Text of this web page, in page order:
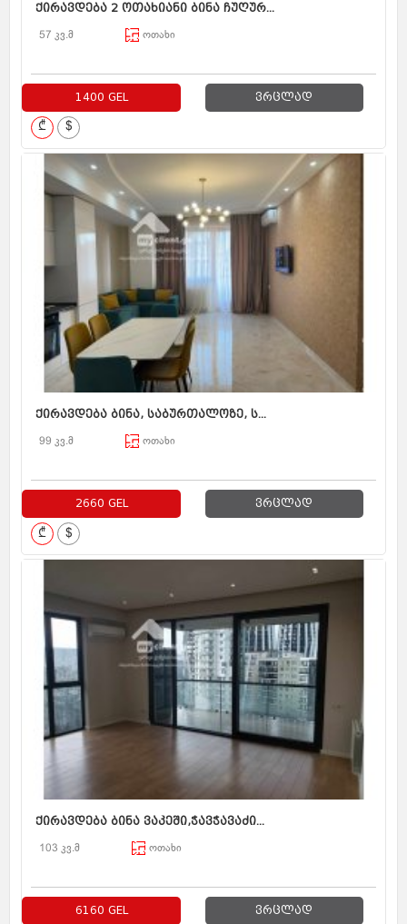
ქირავდება 2 ოთახიანი ბინა ჩუღურ...
57 კვ.მ ოთახი
1400 GEL ვრცლად
₾ $
ქირავდება ბინა, საბურთალოზე, ს...
99 კვ.მ ოთახი
2660 GEL ვრცლად
₾ $
ქირავდება ბინა ვაკეში,ჭავჭავაძი...
103 კვ.მ ოთახი
6160 GEL ვრცლად